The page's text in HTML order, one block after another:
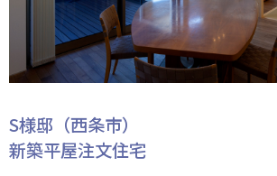
S様邸（西条市）
新築平屋注文住宅